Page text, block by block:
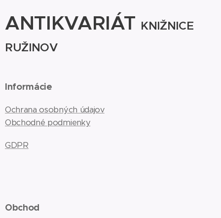
ANTIKVARIÁT KNIŽNICE
RUŽINOV
Informácie
Ochrana osobných údajov
Obchodné podmienky
GDPR
Obchod